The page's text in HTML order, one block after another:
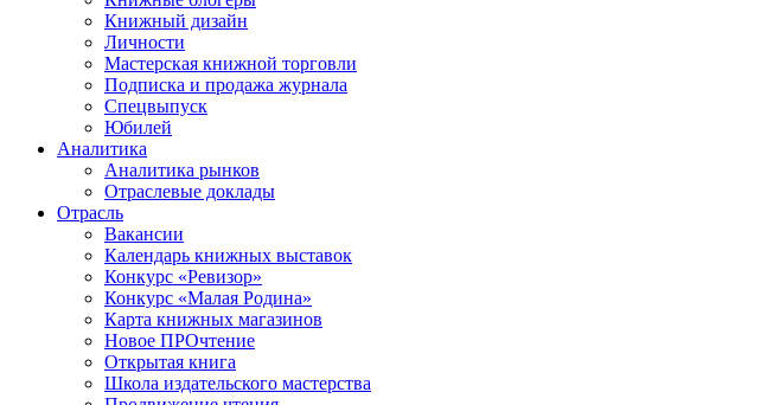
Книжный дизайн
Личности
Мастерская книжной торговли
Подписка и продажа журнала
Спецвыпуск
Юбилей
Аналитика
Аналитика рынков
Отраслевые доклады
Отрасль
Вакансии
Календарь книжных выставок
Конкурс «Ревизор»
Конкурс «Малая Родина»
Карта книжных магазинов
Новое ПРОчтение
Открытая книга
Школа издательского мастерства